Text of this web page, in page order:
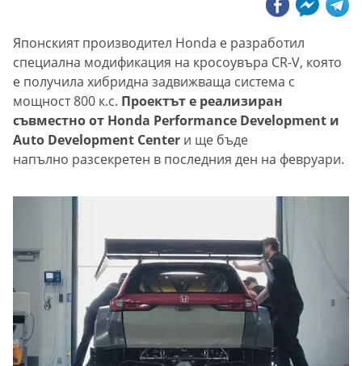
Японският производител Honda е разработил
специална модификация на кросоувъра CR-V, която
е получила хибридна задвижваща система с
мощност 800 к.с. Проектът е реализиран
съвместно от Honda Performance Development и
Auto Development Center и ще бъде
напълно разсекретен в последния ден на февруари.